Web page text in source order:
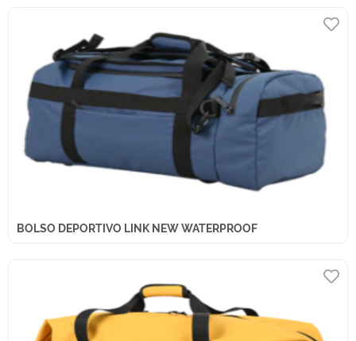
BOLSO DEPORTIVO LINK NEW WATERPROOF